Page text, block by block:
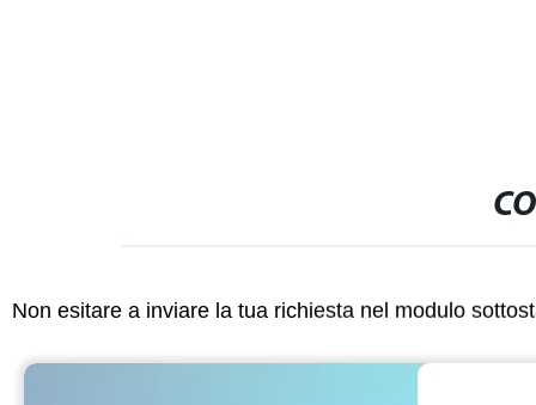
Non esitare a inviare la tua richiesta nel modulo